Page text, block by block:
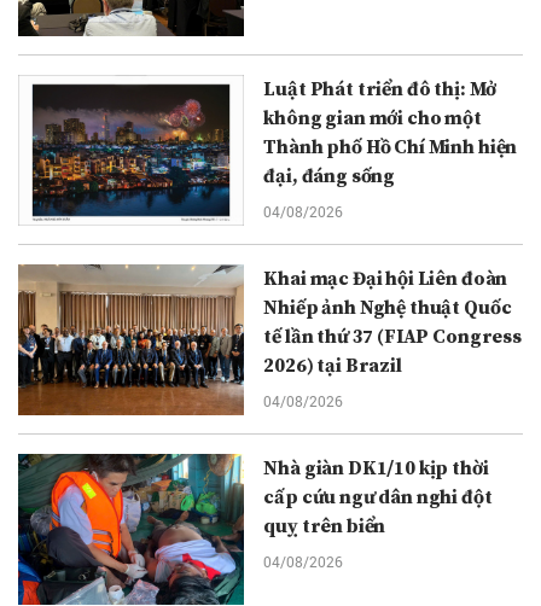
Luật Phát triển đô thị: Mở
không gian mới cho một
Thành phố Hồ Chí Minh hiện
đại, đáng sống
04/08/2026
Khai mạc Đại hội Liên đoàn
Nhiếp ảnh Nghệ thuật Quốc
tế lần thứ 37 (FIAP Congress
2026) tại Brazil
04/08/2026
Nhà giàn DK1/10 kịp thời
cấp cứu ngư dân nghi đột
quỵ trên biển
04/08/2026